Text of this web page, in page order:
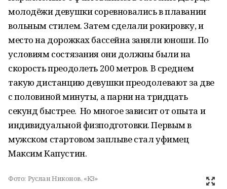
молодёжи девушки соревновались в плавании
вольным стилем. Затем сделали рокировку, и
место на дорожках бассейна заняли юноши. По
условиям состязания они должны были на
скорость преодолеть 200 метров. В среднем
такую дистанцию девушки преодолевают за две
с половиной минуты, а парни на тридцать
секунд быстрее. Но многое зависит от опыта и
индивидуальной физподготовки. Первым в
мужском стартовом заплыве стал уфимец
Максим Капустин.
Фото: Руслан Никонов, «КЗ»